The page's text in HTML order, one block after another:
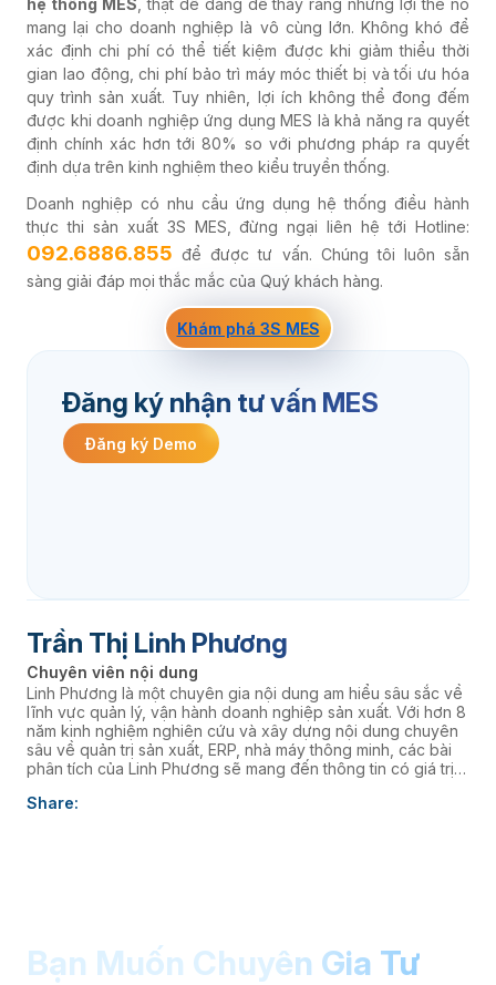
hệ thống MES , thật dễ dàng để thấy rằng những lợi thế nó
mang lại cho doanh nghiệp là vô cùng lớn. Không khó để
xác định chi phí có thể tiết kiệm được khi giảm thiểu thời
gian lao động, chi phí bảo trì máy móc thiết bị và tối ưu hóa
quy trình sản xuất. Tuy nhiên, lợi ích không thể đong đếm
được khi doanh nghiệp ứng dụng MES là khả năng ra quyết
định chính xác hơn tới 80% so với phương pháp ra quyết
định dựa trên kinh nghiệm theo kiểu truyền thống.
Doanh nghiệp có nhu cầu ứng dụng hệ thống điều hành
thực thi sản xuất 3S MES, đừng ngại liên hệ tới Hotline:
092.6886.855 để được tư vấn. Chúng tôi luôn sẵn
sàng giải đáp mọi thắc mắc của Quý khách hàng.
Khám phá 3S MES
Đăng ký nhận tư vấn MES
Đăng ký Demo
Trần Thị Linh Phương
Chuyên viên nội dung
Linh Phương là một chuyên gia nội dung am hiểu sâu sắc về
lĩnh vực quản lý, vận hành doanh nghiệp sản xuất. Với hơn 8
năm kinh nghiệm nghiên cứu và xây dựng nội dung chuyên
sâu về quản trị sản xuất, ERP, nhà máy thông minh, các bài
phân tích của Linh Phương sẽ mang đến thông tin có giá trị
thúc đẩy chuyển đổi số. âaaa
Share:
Bạn Muốn Chuyên Gia Tư